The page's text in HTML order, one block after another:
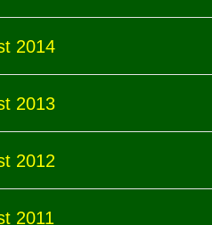
2014
2013
2012
2011